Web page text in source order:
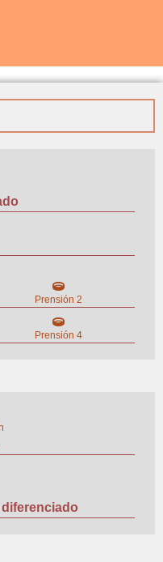
Prensión 2
Prensión 4